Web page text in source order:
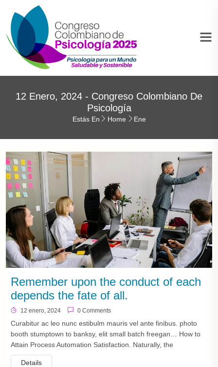
12 Enero, 2024 - Congreso Colombiano De
Psicología
Estás En Home Ene
Remember upon the conduct of each
depends the fate of all.
12 enero, 2024 0 Comments
Curabitur ac leo nunc estibulm mauris vel ante finibus. photo
booth stumptown to banksy, elit small batch freegan… How to
Attain Process Automation Satisfaction. Naturally, the
Details